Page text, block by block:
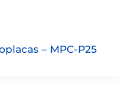
– MPC-P25